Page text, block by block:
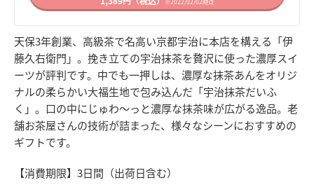
天保3年創業、高級茶で名高い京都宇治に本店を構える「伊
藤久右衛門」。挽き立ての宇治抹茶を贅沢に使った濃厚スイ
ーツが評判です。中でも一押しは、濃厚な抹茶あんをオリジ
ナルの柔らかい大福生地で包み込んだ「宇治抹茶だいふ
く」。口の中にじゅわ～っと濃厚な抹茶味が広がる逸品。老
舗お茶屋さんの技術が詰まった、様々なシーンにおすすめの
ギフトです。
【消費期限】3日間（出荷日含む）